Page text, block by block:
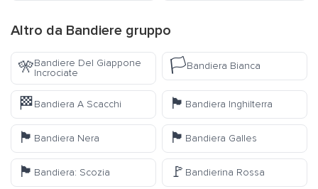
Altro da Bandiere gruppo
🎌Bandiere Del Giappone
Incrociate
🏳️Bandiera Bianca
🏁Bandiera A Scacchi 🏴󠁧󠁢󠁥󠁮󠁧󠁿 Bandiera Inghilterra
🏴 Bandiera Nera 🏴󠁧󠁢󠁷󠁬󠁳󠁿 Bandiera Galles
🏴󠁧󠁢󠁳󠁣󠁴󠁿 Bandiera: Scozia 🚩 Bandierina Rossa